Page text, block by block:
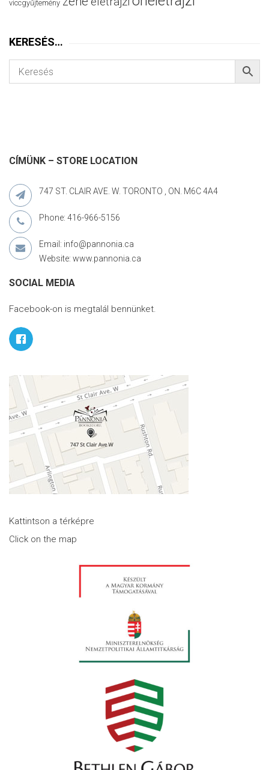
viccgyűjtemény
KERESÉS…
CÍMÜNK – STORE LOCATION
747 ST. CLAIR AVE. W. TORONTO , ON. M6C 4A4
Phone: 416-966-5156
Email: info@pannonia.ca
Website: www.pannonia.ca
SOCIAL MEDIA
Facebook-on is megtalál bennünket.
Kattintson a térképre
Click on the map